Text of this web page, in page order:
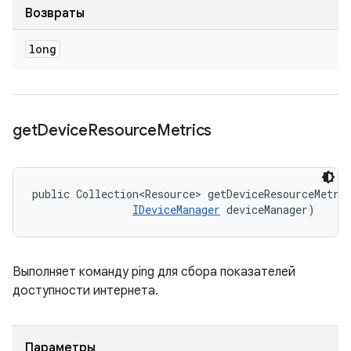
Возвраты
long
getDeviceResourceMetrics
public Collection<Resource>
IDeviceManager deviceManager)
Выполняет команду ping для сбора показателей
доступности интернета.
Параметры